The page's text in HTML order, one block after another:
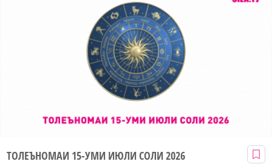
ТОЛЕЪНОМАИ 15-УМИ ИЮЛИ СОЛИ 2026